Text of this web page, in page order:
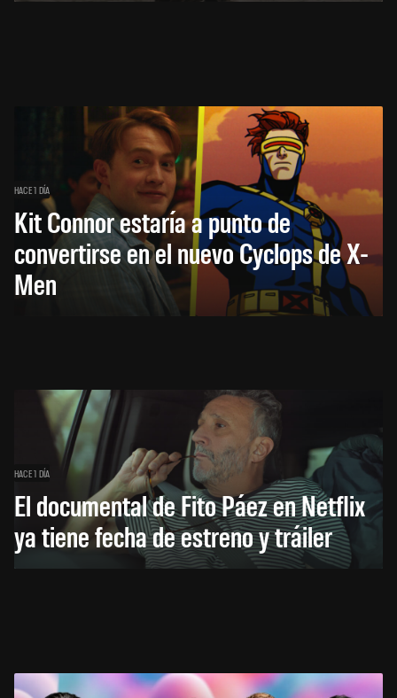
HACE 1 DÍA
Kit Connor estaría a punto de
convertirse en el nuevo Cyclops de X-
Men
HACE 1 DÍA
El documental de Fito Páez en Netflix
ya tiene fecha de estreno y tráiler